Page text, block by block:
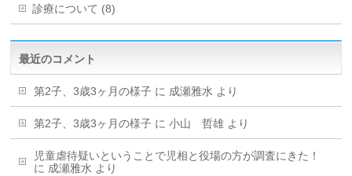
診療について (8)
最近のコメント
第2子、3歳3ヶ月の様子 に 成瀬雅水 より
第2子、3歳3ヶ月の様子 に小山 哲雄 より
児童虐待疑いということで児相と役場の方が調査にきた！
に 成瀬雅水 より